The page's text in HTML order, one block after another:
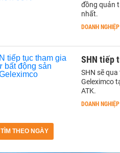
đồng quản
nhất.
DOANH NGHIỆP
SHN tiếp
SHN sẽ
Geleximco
ATK.
DOANH NGHIỆP
TÌM THEO NGÀY